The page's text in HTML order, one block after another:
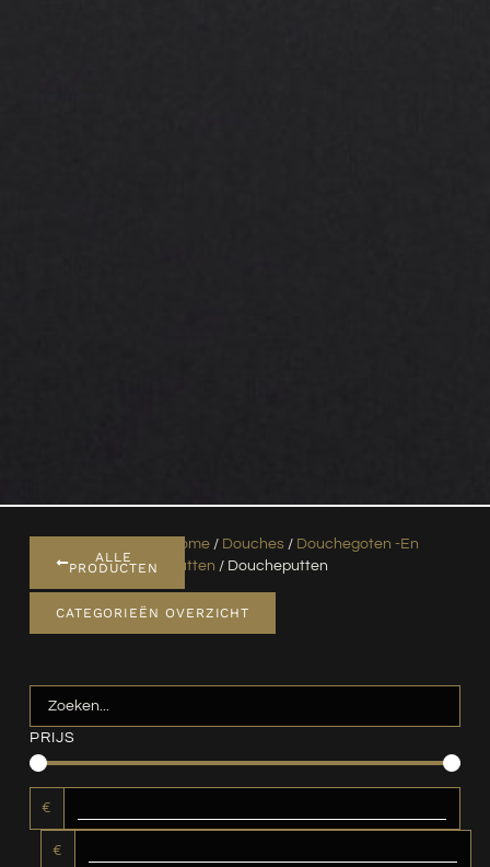
ALLE
PRODUCTEN
Home / Douches / Douchegoten -en
Putten / Doucheputten
CATEGORIEËN OVERZICHT
PRIJS
€
€